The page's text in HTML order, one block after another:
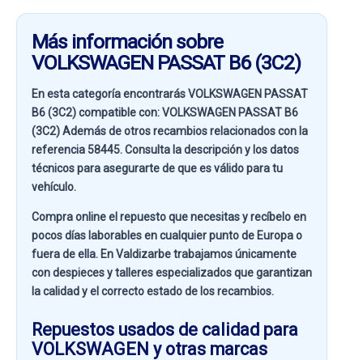
Más información sobre
VOLKSWAGEN PASSAT B6 (3C2)
En esta categoría encontrarás VOLKSWAGEN PASSAT
B6 (3C2) compatible con:VOLKSWAGEN PASSAT B6
(3C2)Además de otros recambios relacionados con la
referencia 58445. Consulta la descripción y los datos
técnicos para asegurarte de que es válido para tu
vehículo.
Compra online el repuesto que necesitas y recíbelo en
pocos días laborables en cualquier punto de Europa o
fuera de ella. EnValdizarbetrabajamos únicamente
con despieces y talleres especializados que garantizan
la calidad y el correcto estado de los recambios.
Repuestos usados de calidad para
VOLKSWAGEN y otras marcas